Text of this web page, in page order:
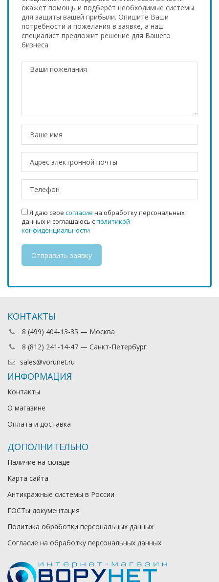
окажет помощь и подберёт необходимые системы
для защиты вашей прибыли. Опишите Ваши
потребности и пожелания в заявке, а наш
специалист предложит решение для Вашего
бизнеса
Я даю свое согласие на обработку персональных
данных и соглашаюсь сполитикой
конфиденциальности
КОНТАКТЫ
8 (499) 404-13-35 — Москва
8 (812) 241-14-47 — Санкт-Петербург
sales@vorunet.ru
ИНФОРМАЦИЯ
Контакты
О магазине
Оплата и доставка
ДОПОЛНИТЕЛЬНО
Наличие на складе
Карта сайта
Антикражные системы в России
ГОСТы документация
Политика обработки персональных данных
Согласие на обработку персональных данных